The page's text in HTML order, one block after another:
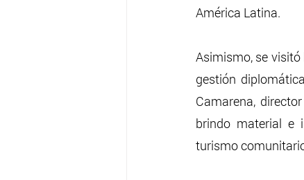
América Latina.
Asimismo, se
gestión
Camarena,
brindo material e
turismo